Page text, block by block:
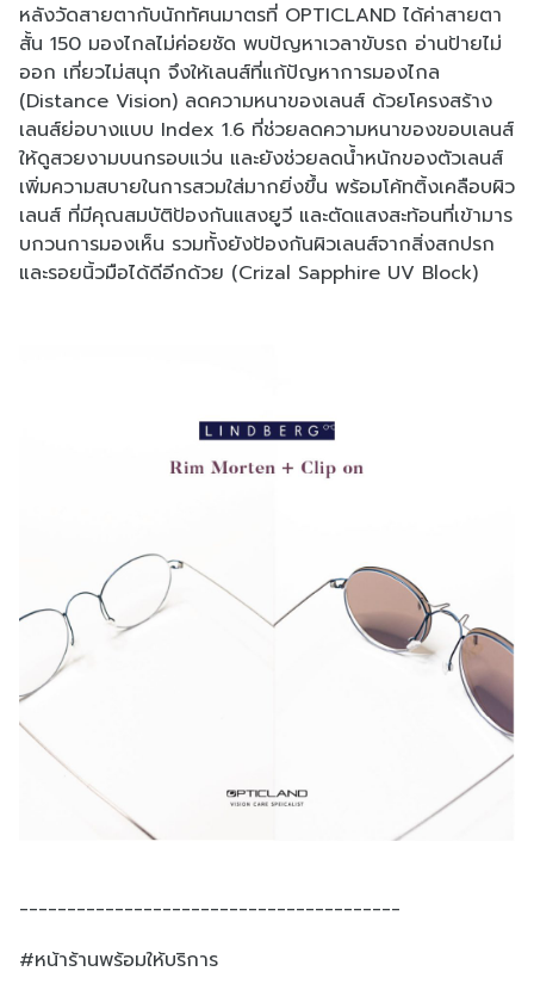
หลังวัดสายตากับนักทัศนมาตรที่ OPTICLAND ได้ค่าสายตา
สั้น 150 มองไกลไม่ค่อยชัด พบปัญหาเวลาขับรถ อ่านป้ายไม่
ออก เที่ยวไม่สนุก จึงให้เลนส์ที่แก้ปัญหาการมองไกล
(Distance Vision) ลดความหนาของเลนส์ ด้วยโครงสร้าง
เลนส์ย่อบางแบบ Index 1.6 ที่ช่วยลดความหนาของขอบเลนส์
ให้ดูสวยงามบนกรอบแว่น และยังช่วยลดน้ำหนักของตัวเลนส์
เพิ่มความสบายในการสวมใส่มากยิ่งขึ้น พร้อมโค้ทติ้งเคลือบผิว
เลนส์ ที่มีคุณสมบัติป้องกันแสงยูวี และตัดแสงสะท้อนที่เข้ามาร
บกวนการมองเห็น รวมทั้งยังป้องกันผิวเลนส์จากสิ่งสกปรก
และรอยนิ้วมือได้ดีอีกด้วย (Crizal Sapphire UV Block)
________________________________________
#หน้าร้านพร้อมให้บริการ